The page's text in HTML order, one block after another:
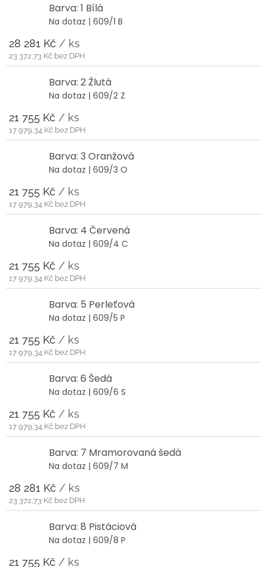
Barva: 1 Bílá
Na dotaz | 609/1 B
28 281 Kč / ks
23 372,73 Kč bez DPH
Barva: 2 Žlutá
Na dotaz | 609/2 Z
21 755 Kč / ks
17 979,34 Kč bez DPH
Barva: 3 Oranžová
Na dotaz | 609/3 O
21 755 Kč / ks
17 979,34 Kč bez DPH
Barva: 4 Červená
Na dotaz | 609/4 C
21 755 Kč / ks
17 979,34 Kč bez DPH
Barva: 5 Perleťová
Na dotaz | 609/5 P
21 755 Kč / ks
17 979,34 Kč bez DPH
Barva: 6 Šedá
Na dotaz | 609/6 S
21 755 Kč / ks
17 979,34 Kč bez DPH
Barva: 7 Mramorovaná šedá
Na dotaz | 609/7 M
28 281 Kč / ks
23 372,73 Kč bez DPH
Barva: 8 Pistáciová
Na dotaz | 609/8 P
21 755 Kč / ks